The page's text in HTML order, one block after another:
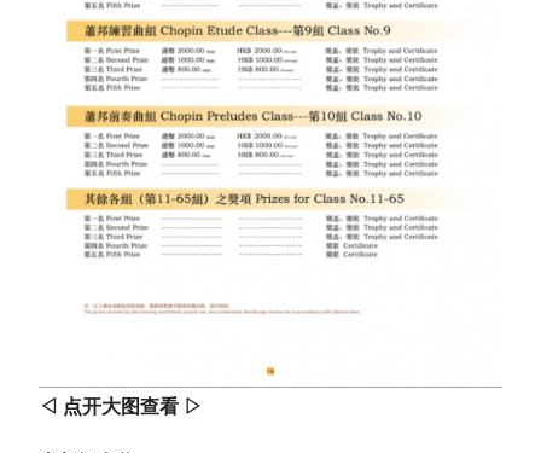
◁ 点开大图查看 ▷